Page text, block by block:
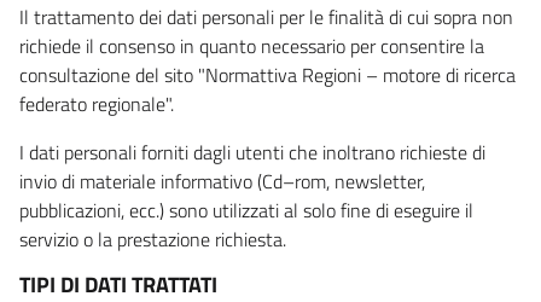
Il trattamento dei dati personali per le finalità di cui sopra non
richiede il consenso in quanto necessario per consentire la
consultazione del sito "Normattiva Regioni – motore di ricerca
federato regionale".
I dati personali forniti dagli utenti che inoltrano richieste di
invio di materiale informativo (Cd–rom, newsletter,
pubblicazioni, ecc.) sono utilizzati al solo fine di eseguire il
servizio o la prestazione richiesta.
TIPI DI DATI TRATTATI